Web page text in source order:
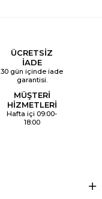
ÜCRETSİZ
İADE
30 gün içinde iade
garantisi.
MÜŞTERİ
HİZMETLERİ
Hafta içi 09:00-
18:00